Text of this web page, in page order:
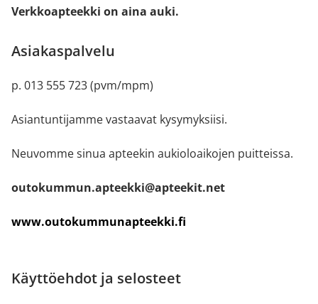
Verkkoapteekki on aina auki.
Asiakaspalvelu
p. 013 555 723 (pvm/mpm)
Asiantuntijamme vastaavat kysymyksiisi.
Neuvomme sinua apteekin aukioloaikojen puitteissa.
outokummun.apteekki@apteekit.net
www.outokummunapteekki.fi
Käyttöehdot ja selosteet